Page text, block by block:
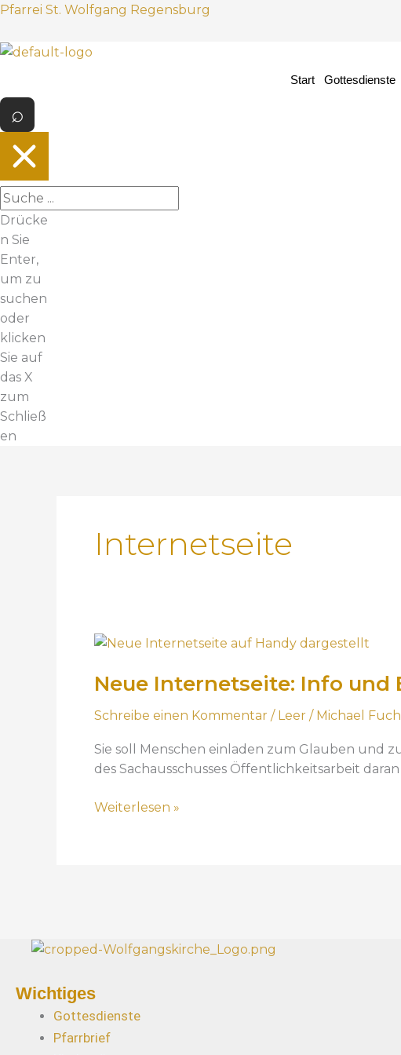
Z
m
h
a
s
p
r
n
g
e
n
Pfarrei St. Wolfgang Regensburg
Start Gottesdienste
Drücke
n Sie
Enter,
um zu
suchen
oder
klicken
Sie auf
das X
zum
Schließ
en
Internetseite
Neue Internetseite: Info und
Schreibe einen Kommentar / Leer / Michael
Sie soll Menschen einladen zum Glauben und
des Sachausschusses Öffentlichkeitsarbeit
N
u
I
e
I
n
f
Weiterlesen »
Wichtiges
Gottesdienste
Pfarrbrief